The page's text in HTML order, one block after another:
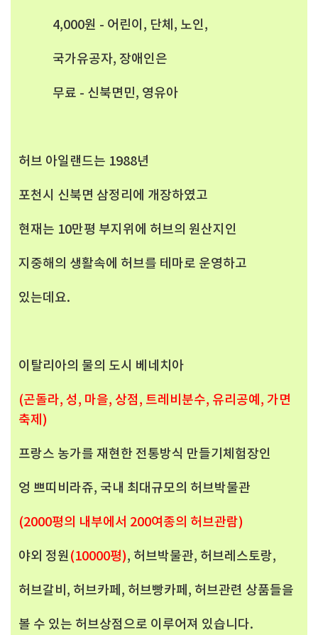
4,000원 - 어린이, 단체, 노인,
국가유공자, 장애인은
무료 - 신북면민, 영유아
허브 아일랜드는 1988년
포천시 신북면 삼정리에 개장하였고
현재는 10만평 부지위에 허브의 원산지인
지중해의 생활속에 허브를 테마로 운영하고
있는데요.
이탈리아의 물의 도시 베네치아
(곤돌라, 성, 마을, 상점, 트레비분수, 유리공예, 가면
축제)
프랑스 농가를 재현한 전통방식 만들기체험장인
엉 쁘띠비라쥬, 국내 최대규모의 허브박물관
(2000평의 내부에서 200여종의 허브관람)
야외 정원(10000평), 허브박물관, 허브레스토랑,
허브갈비, 허브카페, 허브빵카페, 허브관련 상품들을
볼 수 있는 허브상점으로 이루어져 있습니다.